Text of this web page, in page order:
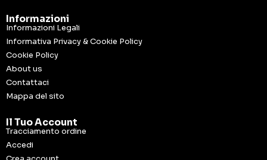
Informazioni
Informazioni Legali
Informativa Privacy & Cookie Policy
Cookie Policy
About us
Contattaci
Mappa del sito
Il Tuo Account
Tracciamento ordine
Accedi